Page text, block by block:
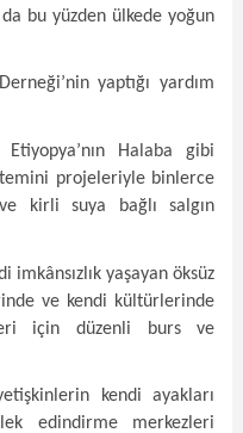
bu yüzden ülkede yoğun
yaptığı yardım
Etiyopya’nın Halaba gibi
projeleriyle binlerce
kirli suya bağlı salgın
yaşayan öksüz
ve kendi kültürlerinde
için düzenli burs ve
kendi ayakları
edindirme merkezleri